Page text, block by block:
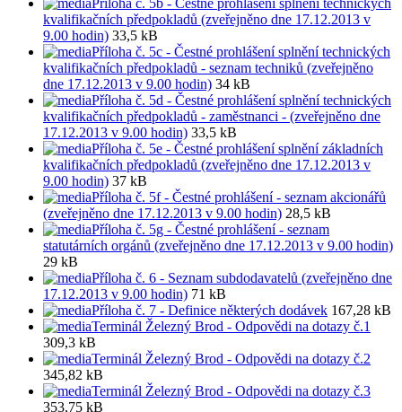
Příloha č. 5b - Čestné prohlášení splnění technických
kvalifikačních předpokladů (zveřejněno dne 17.12.2013 v
9.00 hodin) 33,5 kB
Příloha č. 5c - Čestné prohlášení splnění technických
kvalifikačních předpokladů - seznam techniků (zveřejněno
dne 17.12.2013 v 9.00 hodin) 34 kB
Příloha č. 5d - Čestné prohlášení splnění technických
kvalifikačních předpokladů - zaměstnanci - (zveřejněno dne
17.12.2013 v 9.00 hodin) 33,5 kB
Příloha č. 5e - Čestné prohlášení splnění základních
kvalifikačních předpokladů (zveřejněno dne 17.12.2013 v
9.00 hodin) 37 kB
Příloha č. 5f - Čestné prohlášení - seznam akcionářů
(zveřejněno dne 17.12.2013 v 9.00 hodin) 28,5 kB
Příloha č. 5g - Čestné prohlášení - seznam
statutárních orgánů (zveřejněno dne 17.12.2013 v 9.00 hodin)
29 kB
Příloha č. 6 - Seznam subdodavatelů (zveřejněno dne
17.12.2013 v 9.00 hodin) 71 kB
Příloha č. 7 - Definice některých dodávek 167,28 kB
Terminál Železný Brod - Odpovědi na dotazy č.1
309,3 kB
Terminál Železný Brod - Odpovědi na dotazy č.2
345,82 kB
Terminál Železný Brod - Odpovědi na dotazy č.3
353,75 kB